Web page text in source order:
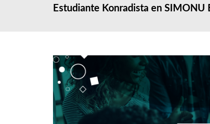
Estudiante Konradista en SIMONU